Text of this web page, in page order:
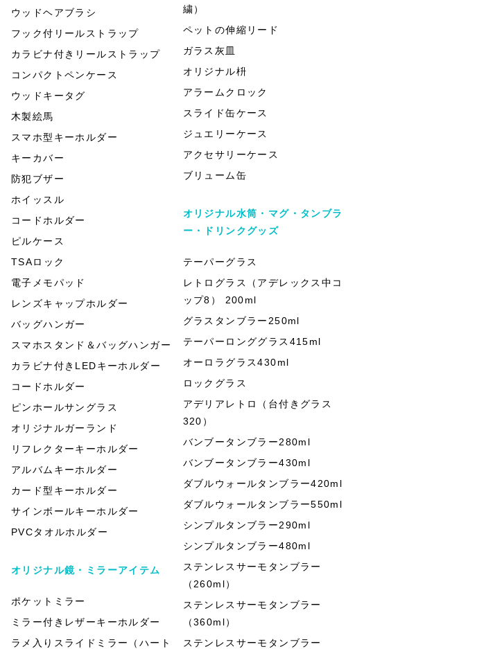
ウッドヘアブラシ
フック付リールストラップ
カラビナ付きリールストラップ
コンパクトペンケース
ウッドキータグ
木製絵馬
スマホ型キーホルダー
キーカバー
防犯ブザー
ホイッスル
コードホルダー
ピルケース
TSAロック
電子メモパッド
レンズキャップホルダー
バッグハンガー
スマホスタンド＆バッグハンガー
カラビナ付きLEDキーホルダー
コードホルダー
ピンホールサングラス
オリジナルガーランド
リフレクターキーホルダー
アルバムキーホルダー
カード型キーホルダー
サインボールキーホルダー
PVCタオルホルダー
オリジナル鏡・ミラーアイテム
ポケットミラー
ミラー付きレザーキーホルダー
ラメ入りスライドミラー（ハート
繍）
ペットの伸縮リード
ガラス灰皿
オリジナル枡
アラームクロック
スライド缶ケース
ジュエリーケース
アクセサリーケース
ブリューム缶
オリジナル水筒・マグ・タンブラ
ー・ドリンクグッズ
テーパーグラス
レトログラス（アデレックス中コ
ップ8） 200ml
グラスタンブラー250ml
テーパーロンググラス415ml
オーロラグラス430ml
ロックグラス
アデリアレトロ（台付きグラス
320）
バンブータンブラー280ml
バンブータンブラー430ml
ダブルウォールタンブラー420ml
ダブルウォールタンブラー550ml
シンプルタンブラー290ml
シンプルタンブラー480ml
ステンレスサーモタンブラー
（260ml）
ステンレスサーモタンブラー
（360ml）
ステンレスサーモタンブラー